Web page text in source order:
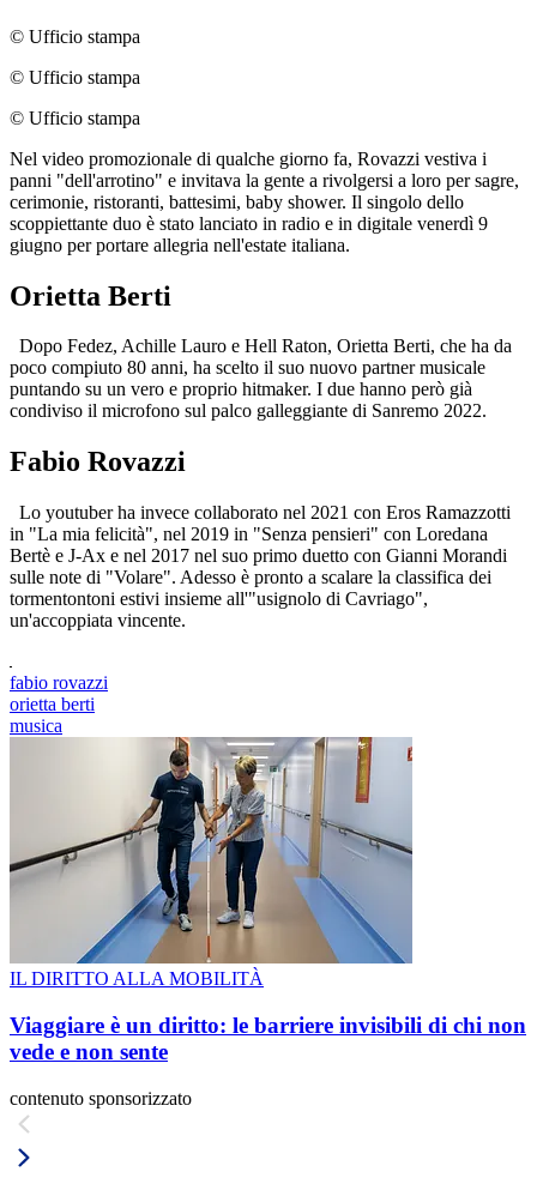
© Ufficio stampa
© Ufficio stampa
© Ufficio stampa
Nel video promozionale di qualche giorno fa, Rovazzi vestiva i
panni "dell'arrotino" e invitava la gente a rivolgersi a loro per sagre,
cerimonie, ristoranti, battesimi, baby shower. Il singolo dello
scoppiettante duo è stato lanciato in radio e in digitale venerdì 9
giugno per portare allegria nell'estate italiana.
Orietta Berti
Dopo Fedez, Achille Lauro e Hell Raton, Orietta Berti, che ha da
poco compiuto 80 anni, ha scelto il suo nuovo partner musicale
puntando su un vero e proprio hitmaker. I due hanno però già
condiviso il microfono sul palco galleggiante di Sanremo 2022.
Fabio Rovazzi
Lo youtuber ha invece collaborato nel 2021 con Eros Ramazzotti
in "La mia felicità", nel 2019 in "Senza pensieri" con Loredana
Bertè e J-Ax e nel 2017 nel suo primo duetto con Gianni Morandi
sulle note di "Volare". Adesso è pronto a scalare la classifica dei
tormentontoni estivi insieme all'"usignolo di Cavriago",
un'accoppiata vincente.
fabio rovazzi
orietta berti
musica
IL DIRITTO ALLA MOBILITÀ
Viaggiare è un diritto: le barriere invisibili di chi non
vede e non sente
contenuto sponsorizzato